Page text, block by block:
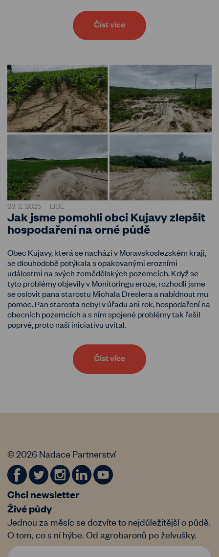
Číst více
28. 2. 2025 LIDÉ
Jak jsme pomohli obci Kujavy zlepšit
hospodaření na orné půdě
Obec Kujavy, která se nachází v Moravskoslezském kraji,
se dlouhodobě potýkala s opakovanými erozními
událostmi na svých zemědělských pozemcích. Když se
tyto problémy objevily v Monitoringu eroze, rozhodli jsme
se oslovit pana starostu Michala Dreslera a nabídnout mu
pomoc. Pan starosta nebyl v úřadu ani rok, hospodaření na
obecních pozemcích a s ním spojené problémy tak řešil
poprvé, proto naši iniciativu uvítal.
Číst více
© 2026 Nadace Partnerství
Chci newsletter
Živé půdy
Jednou za měsíc se dozvíte to nejdůležitější o půdě.
O tom, co s ní hýbe. Od agrobaronů po želvušky.